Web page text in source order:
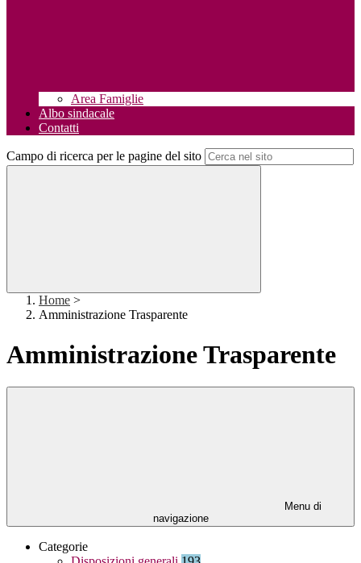
Area Famiglie
Albo sindacale
Contatti
Campo di ricerca per le pagine del sito
Home >
Amministrazione Trasparente
Amministrazione Trasparente
Menu di
navigazione
Categorie